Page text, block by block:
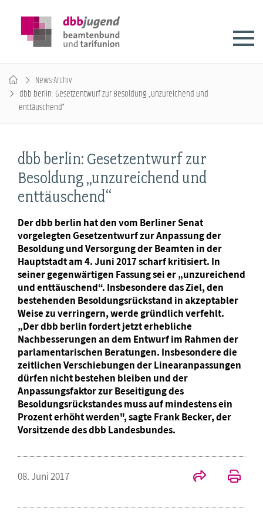
News-Archiv
dbb berlin: Gesetzentwurf zur Besoldung „unzureichend und
enttäuschend“
dbb berlin: Gesetzentwurf zur
Besoldung „unzureichend und
enttäuschend“
Der dbb berlin hat den vom Berliner Senat
vorgelegten Gesetzentwurf zur Anpassung der
Besoldung und Versorgung der Beamten in der
Hauptstadt am 4. Juni 2017 scharf kritisiert. In
seiner gegenwärtigen Fassung sei er „unzureichend
und enttäuschend“. Insbesondere das Ziel, den
bestehenden Besoldungsrückstand in akzeptabler
Weise zu verringern, werde gründlich verfehlt.
„Der dbb berlin fordert jetzt erhebliche
Nachbesserungen an dem Entwurf im Rahmen der
parlamentarischen Beratungen. Insbesondere die
zeitlichen Verschiebungen der Linearanpassungen
dürfen nicht bestehen bleiben und der
Anpassungsfaktor zur Beseitigung des
Besoldungsrückstandes muss auf mindestens ein
Prozent erhöht werden", sagte Frank Becker, der
Vorsitzende des dbb Landesbundes.
08. Juni 2017